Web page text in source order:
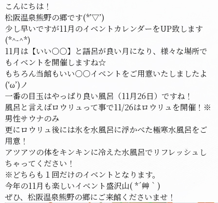
こんにちは！
松阪温泉熊野の郷です(*’▽’)
少し早いですが11月のイベントカレンダーをUP致します
(*^-^*)
11月は【いい○○】と語呂が良い月になり、様々な場所で
もイベントを開催しますね☆
もちろん当館もいい○○イベントをご用意いたしましたよ
(‘ω’)ノ
一番の目玉はやっぱり良い風呂（11月26日）ですね！
風呂と言えばロウリュって事で11/26はロウリュを開催！※
男性サウナのみ
更にロウリュ後には氷を水風呂に浮かべた極寒水風呂をご
用意！
アツアツの体をキンキンに冷えた水風呂でリフレッシュし
ちゃってください！
※どちらも１回だけのイベントとなります。
今年の11月も楽しいイベント盛沢山( *´艸｀)
ぜひ、松阪温泉熊野の郷にご来館くださいませ！